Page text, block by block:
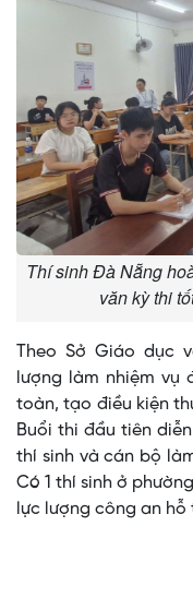
Thí sinh Đà Nẵng
văn kỳ thi
Theo Sở Giáo dục
lượng làm nhiệm
toàn, tạo điều kiện
Buổi thi đầu tiên
thí sinh và cán bộ
Có 1 thí sinh ở
lực lượng công an